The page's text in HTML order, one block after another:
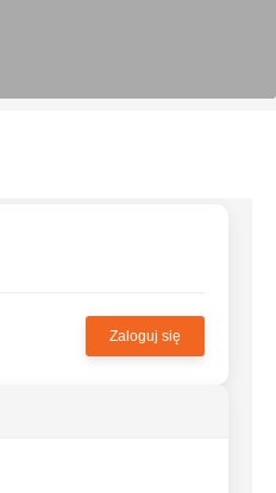
Zaloguj się